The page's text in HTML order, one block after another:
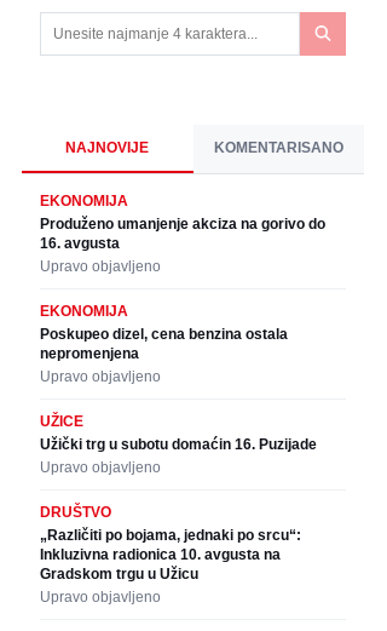
NAJNOVIJE KOMENTARISANO
EKONOMIJA
Produženo umanjenje akciza na gorivo do
16. avgusta
Upravo objavljeno
EKONOMIJA
Poskupeo dizel, cena benzina ostala
nepromenjena
Upravo objavljeno
UŽICE
Užički trg u subotu domaćin 16. Puzijade
Upravo objavljeno
DRUŠTVO
„Različiti po bojama, jednaki po srcu“:
Inkluzivna radionica 10. avgusta na
Gradskom trgu u Užicu
Upravo objavljeno